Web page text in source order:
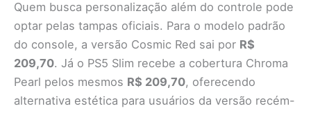
Quem busca personalização além do controle pode
optar pelas tampas oficiais. Para o modelo padrão
do console, a versão Cosmic Red sai por R$
209,70. Já o PS5 Slim recebe a cobertura Chroma
Pearl pelos mesmos R$ 209,70, oferecendo
alternativa estética para usuários da versão recém-